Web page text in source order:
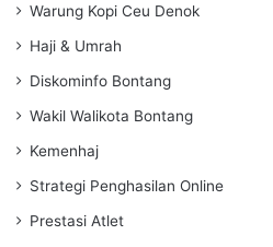
Warung Kopi Ceu Denok
Haji & Umrah
Diskominfo Bontang
Wakil Walikota Bontang
Kemenhaj
Strategi Penghasilan Online
Prestasi Atlet